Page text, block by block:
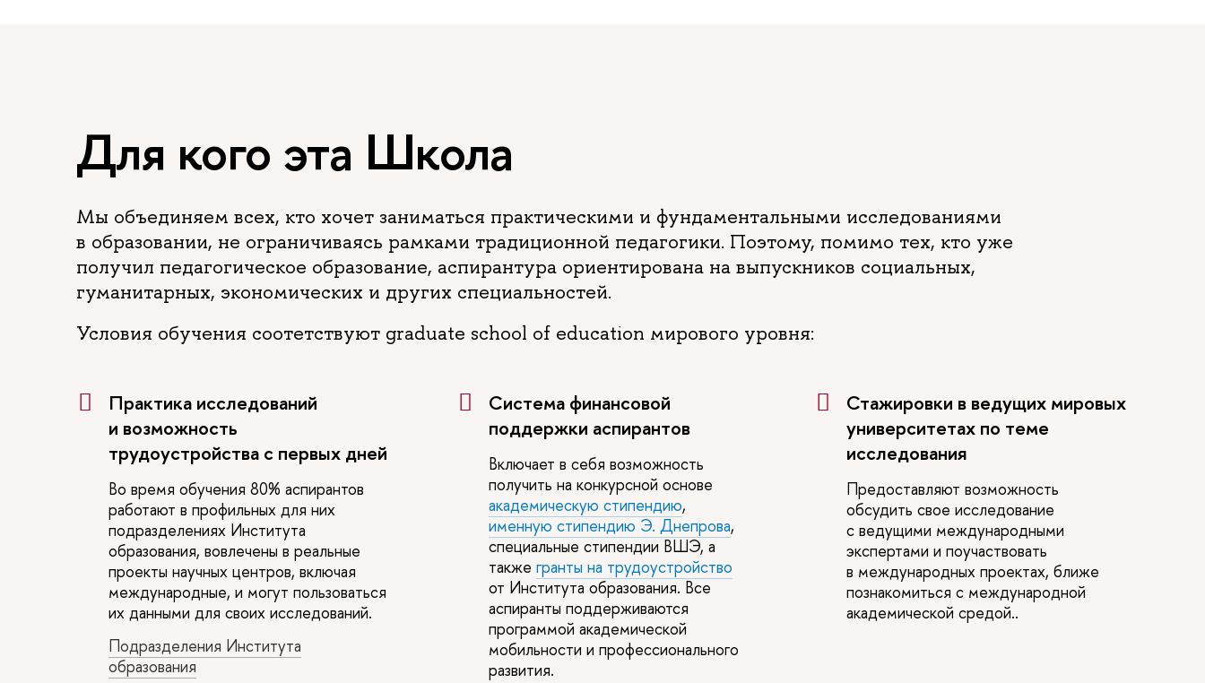
Для кого эта Школа
Мы объединяем всех, кто хочет заниматься практическими и фундаментальными исследованиями
в образовании, не ограничиваясь рамками традиционной педагогики. Поэтому, помимо тех, кто уже
получил педагогическое образование, аспирантура ориентирована на выпускников социальных,
гуманитарных, экономических и других специальностей.
Условия обучения соотетствуют graduate school of education мирового уровня:
Практика исследований
и возможность
трудоустройства с первых дней
Во время обучения 80% аспирантов
работают в профильных для них
подразделениях Института
образования, вовлечены в реальные
проекты научных центров, включая
международные, и могут пользоваться
их данными для своих исследований.
Подразделения Института
образования
Система финансовой
поддержки аспирантов
Включает в себя возможность
получить на конкурсной основе
академическую стипендию,
именную стипендию Э. Днепрова,
специальные стипендии ВШЭ, а
также гранты на трудоустройство
от Института образования. Все
аспиранты поддерживаются
программой академической
мобильности и профессионального
развития.
Стажировки в ведущих мировых
университетах по теме
исследования
Предоставляют возможность
обсудить свое исследование
с ведущими международными
экспертами и поучаствовать
в международных проектах, ближе
познакомиться с международной
академической средой..